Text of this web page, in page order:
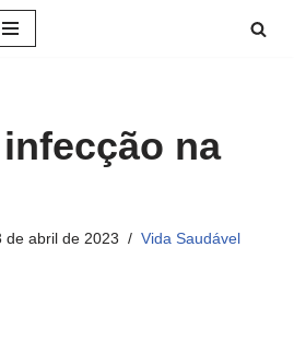
na
de abril de 2023 Vida Saudável